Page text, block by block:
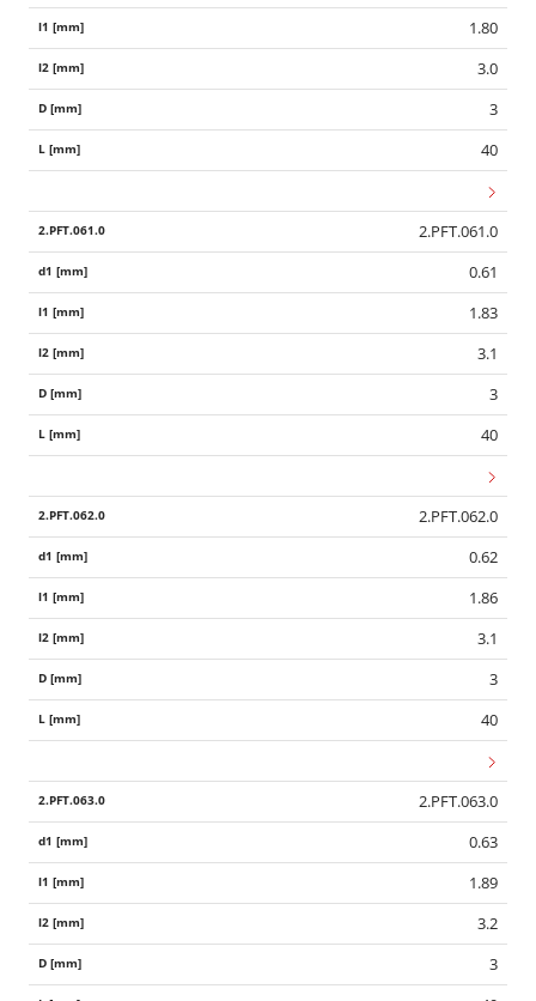
1.80
3.0
3
40
2.PFT.061.0
0.61
1.83
3.1
3
40
2.PFT.062.0
0.62
1.86
3.1
3
40
2.PFT.063.0
0.63
1.89
3.2
3